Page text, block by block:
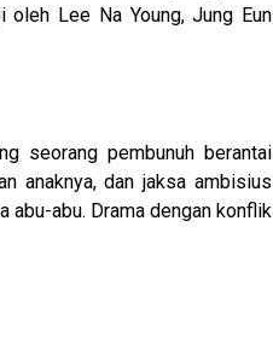
oleh Lee Na Young, Jung Eun
seorang pembunuh berantai
anaknya, dan jaksa ambisius
abu-abu. Drama dengan konflik